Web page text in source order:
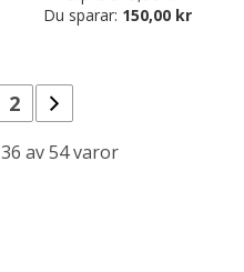
Du sparar: 150,00 kr
2
36 av 54 varor